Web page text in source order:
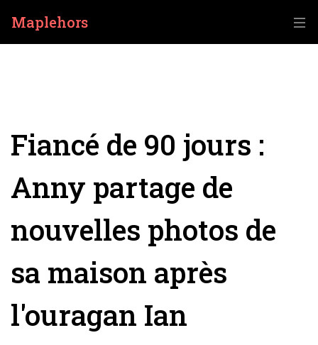
Maplehors
Fiancé de 90 jours :
Anny partage de
nouvelles photos de
sa maison après
l'ouragan Ian